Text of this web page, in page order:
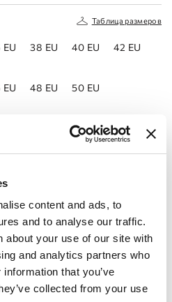
content and ads, to
and to analyse our traffic.
about your use of our site with
and analytics partners who
that you’ve
collected from your use
Таблица размеров
38 EU 40 EU 42 EU
48 EU 50 EU